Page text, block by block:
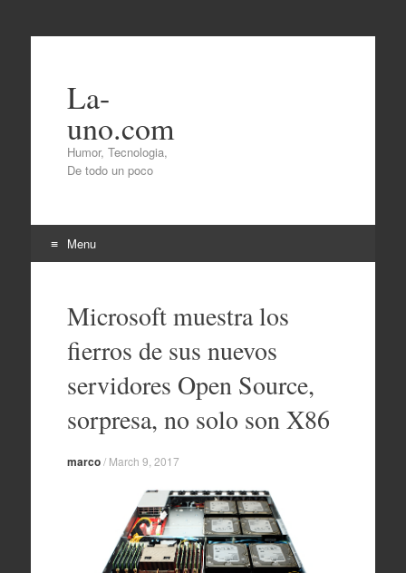
La-
uno.com
Humor, Tecnologia,
De todo un poco
Menu
contentMicrosoft muestra los
fierros de sus nuevos
servidores Open Source,
sorpresa, no solo son X86
marco/ March 9, 2017